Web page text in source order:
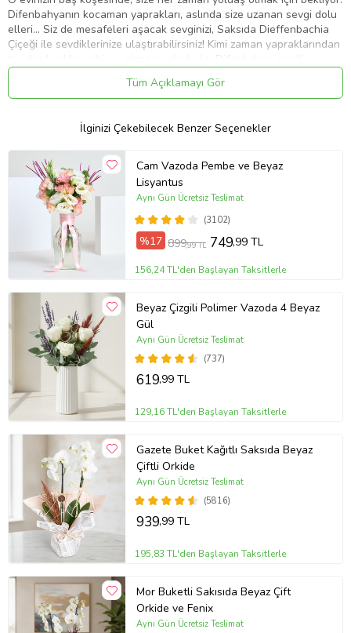
Difenbahyanın kocaman yaprakları, aslında size uzanan sevgi dolu
elleri... Siz de mesafeleri aşacak sevginizi, Saksıda Dieffenbachia
Çiçeği ile sevdiklerinize ulaştırabilirsiniz! Kimi zaman yapraklarından
ağlayan çiçek olarak da biliniyor. Difenbahya, uzun dalları ile çiçek
severlerin favorileri arasında yer alıyor. Tropik bir bitki olan bu
dekorasyon amaçlı da tercih ediliyor. Sevdiklerinizin kalbinde derin
ve kalıcı bir iz bırakmak istiyorsanız, Saksıda Dieffenbachia Çiçeği
aranjmanını tercih edebilirsiniz. Özel günlerde veya sadece
sevginizi ifade etmek istediğiniz herhangi bir günde, bu zarif ve
estetik aranjmanı tercih ederek, sevdiklerinizin yüzünde unutulmaz
bir tebessüm yaratabilirsiniz. Siparişiniz sonrasında çıkacak “Not
oluşturma” sayfasında birkaç cümlelik not oluşturarak hediyenizi
daha anlamlı bir hale getirmeyi unutmayın.
Gönderim Amaçları;
Kadınlar Günü
Sevgililer Günü
Anneye
Doğum Günü
Geçmiş Olsun
İçimden Geldi
Sevgiliye/Eşe
Teşekkür Ederim
Yeni İş/terfi
Yıl Dönümü
Özür Dilerim
Ev Hediyesi
İş Arkadaşına
Bakım Önerisi:Difenbahya bitkisi, aydınlık ortamları sever ve
karanlık bir ortamda uzun süre kaldığında solma belirtileri
gösterebilir. Özellikle kış aylarında, bitkinizi bol ışık alan bir yerde
Tüm Açıklamayı Gör
İlginizi Çekebilecek Benzer Seçenekler
Cam Vazoda Pembe ve Beyaz
Lisyantus
(3102)
Aynı Gün Ücretsiz Teslimat
%17 899,99 TL 749,99 TL
156,24 TL'den Başlayan Taksitlerle
Beyaz Çizgili Polimer Vazoda 4 Beyaz
Gül
(737)
Aynı Gün Ücretsiz Teslimat
619,99 TL
129,16 TL'den Başlayan Taksitlerle
Gazete Buket Kağıtlı Saksıda Beyaz
Çiftli Orkide
(5816)
Aynı Gün Ücretsiz Teslimat
939,99 TL
195,83 TL'den Başlayan Taksitlerle
Mor Buketli Sakısıda Beyaz Çift
Orkide ve Fenix
Aynı Gün Ücretsiz Teslimat